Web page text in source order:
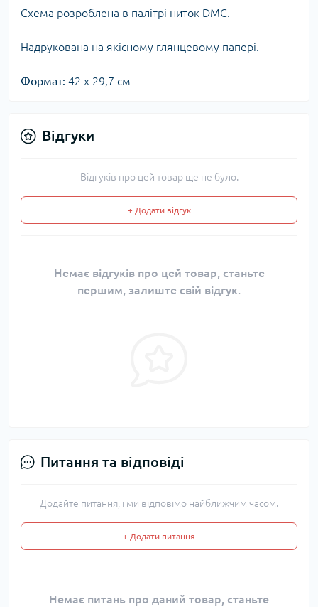
Схема розроблена в палітрі ниток DMC.
Надрукована на якісному глянцевому папері.
Формат: 42 х 29,7 см
Відгуки
Відгуків про цей товар ще не було.
+ Додати відгук
Немає відгуків про цей товар, станьте
першим, залиште свій відгук.
Питання та відповіді
Додайте питання, і ми відповімо найближчим часом.
+ Додати питання
Немає питань про даний товар, станьте